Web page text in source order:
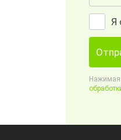
Я
Нажимая